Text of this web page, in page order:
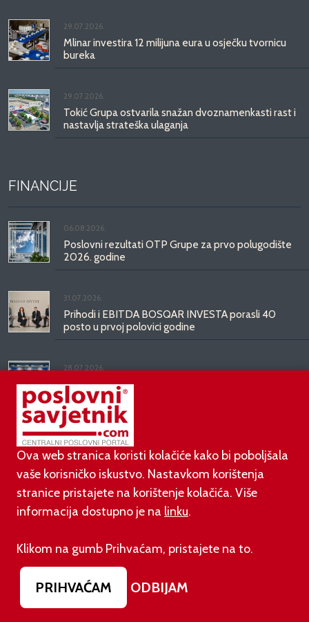
29.07.2026.
Mlinar investira 12 milijuna eura u osječku tvornicu
bureka
29.07.2026.
Tokić Grupa ostvarila snažan dvoznamenkasti rast i
nastavlja strateška ulaganja
FINANCIJE
06.08.2026.
Poslovni rezultati OTP Grupe za prvo polugodište
2026. godine
31.07.2026.
Prihodi i EBITDA BOSQAR INVESTA porasli 40
posto u prvoj polovici godine
28.07.2026.
KentBank postao službeni bankarski partner GNK
Dinamo
21.07.2026.
Nisu izabrali pilote ni vojnike: evo kome bi Hrvati dali
najveće plaće
Ova web stranica koristi kolačiće kako bi poboljšala
vaše korisničko iskustvo. Nastavkom korištenja
stranice pristajete na korištenje kolačića. Više
informacija dostupno je na linku.
Klikom na gumb Prihvaćam, pristajete na to.
PRIHVAĆAM ODBIJAM